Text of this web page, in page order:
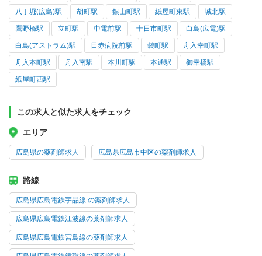
八丁堀(広島)駅 胡町駅 銀山町駅 紙屋町東駅 城北駅
鷹野橋駅 立町駅 中電前駅 十日市町駅 白島(広電)駅
白島(アストラム)駅 日赤病院前駅 袋町駅 舟入幸町駅
舟入本町駅 舟入南駅 本川町駅 本通駅 御幸橋駅
紙屋町西駅
この求人と似た求人をチェック
エリア
広島県の薬剤師求人 広島県広島市中区の薬剤師求人
路線
広島県広島電鉄宇品線 の薬剤師求人
広島県広島電鉄江波線の薬剤師求人
広島県広島電鉄宮島線の薬剤師求人